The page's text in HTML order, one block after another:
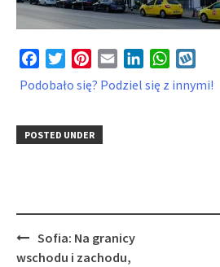
FacebookTwitterPinterest
Email LinkedInWhatsApp
Podobało się? Podziel się z innymi!
POSTED UNDER
Post
navigation
Sofia: Na granicy
wschodu i zachodu,